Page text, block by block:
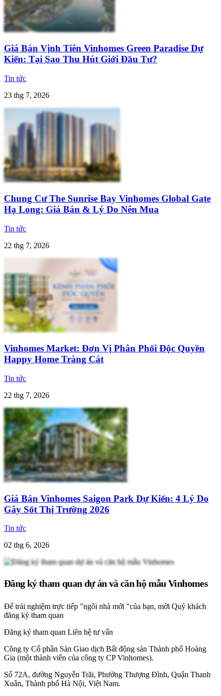
Giá Bán Vịnh Tiên Vinhomes Green Paradise Dự
Kiến: Tại Sao Thu Hút Giới Đầu Tư?
Tin tức
23 thg 7, 2026
Chung Cư The Sunrise Bay Vinhomes Global Gate
Hạ Long: Giá Bán & Lý Do Nên Mua
Tin tức
22 thg 7, 2026
Vinhomes Market: Đơn Vị Phân Phối Độc Quyền
Happy Home Tràng Cát
Tin tức
22 thg 7, 2026
Giá Bán Vinhomes Saigon Park Dự Kiến: 4 Lý Do
Gây Sốt Thị Trường 2026
Tin tức
02 thg 6, 2026
Đăng ký tham quan dự án và căn hộ mẫu Vinhomes
Để trải nghiệm trực tiếp "ngôi nhà mới "của bạn, mời Quý khách
đăng ký tham quan
Đăng ký tham quan Liên hệ tư vấn
Công ty Cổ phần Sàn Giao dịch Bất động sản Thành phố Hoàng
Gia (một thành viên của công ty CP Vinhomes).
Số 72A, đường Nguyễn Trãi, Phường Thượng Đình, Quận Thanh
Xuân, Thành phố Hà Nội, Việt Nam.